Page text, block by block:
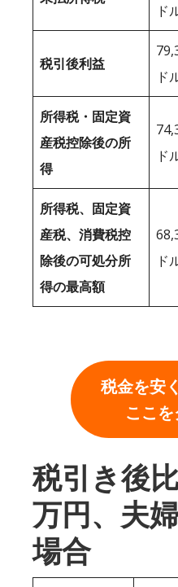
ド
税引後利益
ド
所得税・固定資
産税控除後の所
得
ド
所得税、固定資
産税、消費税控
除後の可処分所
得の最高額
ド
税金を安
ここ
税引き後
万円、夫
場合